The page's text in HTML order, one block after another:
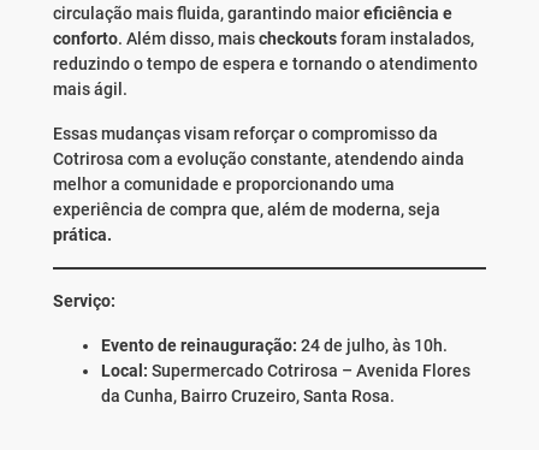
circulação mais fluida, garantindo maioreficiência e
conforto. Além disso, maischeckoutsforam instalados,
reduzindo o tempo de espera e tornando o atendimento
mais ágil.
Essas mudanças visam reforçar o compromisso da
Cotrirosa com a evolução constante, atendendo ainda
melhor a comunidade e proporcionando uma
experiência de compra que, além de moderna, seja
prática.
Serviço:
Evento de reinauguração: 24 de julho, às 10h.
Local: Supermercado Cotrirosa – Avenida Flores
da Cunha, Bairro Cruzeiro, Santa Rosa.